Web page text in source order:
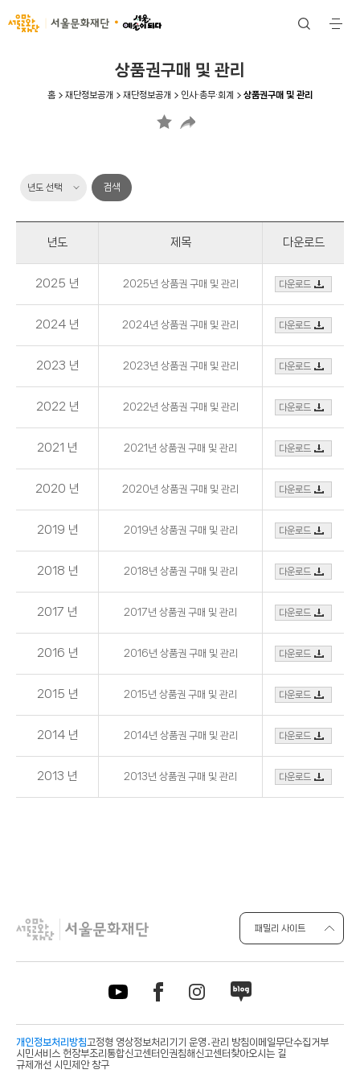
서울문화재단
전
검
상품권구매 및 관리
홈 재단정보공개 재단정보공개 인사·총무·회계 상품권구매 및 관리
검색
년도 제목 다운로드
2025 년 2025년 상품권 구매 및 관리 다운로드
2024 년 2024년 상품권 구매 및 관리 다운로드
2023 년 2023년 상품권 구매 및 관리 다운로드
2022 년 2022년 상품권 구매 및 관리 다운로드
2021 년 2021년 상품권 구매 및 관리 다운로드
2020 년 2020년 상품권 구매 및 관리 다운로드
2019 년 2019년 상품권 구매 및 관리 다운로드
2018 년 2018년 상품권 구매 및 관리 다운로드
2017 년 2017년 상품권 구매 및 관리 다운로드
2016 년 2016년 상품권 구매 및 관리 다운로드
2015 년 2015년 상품권 구매 및 관리 다운로드
2014 년 2014년 상품권 구매 및 관리 다운로드
2013 년 2013년 상품권 구매 및 관리 다운로드
패밀리 사이트
개인정보처리방침고정형 영상정보처리기기 운영․관리 방침이메일무단수집거부
시민서비스 헌장부조리통합신고센터 인권침해신고센터 찾아오시는 길
규제개선 시민제안 창구